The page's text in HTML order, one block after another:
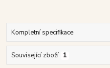
Kompletní specifikace
Související zboží 1